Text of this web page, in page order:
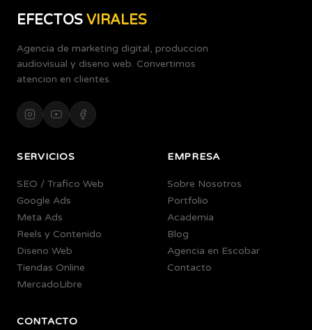
EFECTOS VIRALES
Agencia de marketing digital, produccion
audiovisual y diseno web. Convertimos
atencion en clientes.
SERVICIOS
SEO / Trafico Web
Google Ads
Meta Ads
Reels y Contenido
Diseno Web
Tiendas Online
MercadoLibre
EMPRESA
Sobre Nosotros
Portfolio
Academia
Blog
Agencia en Escobar
Contacto
CONTACTO